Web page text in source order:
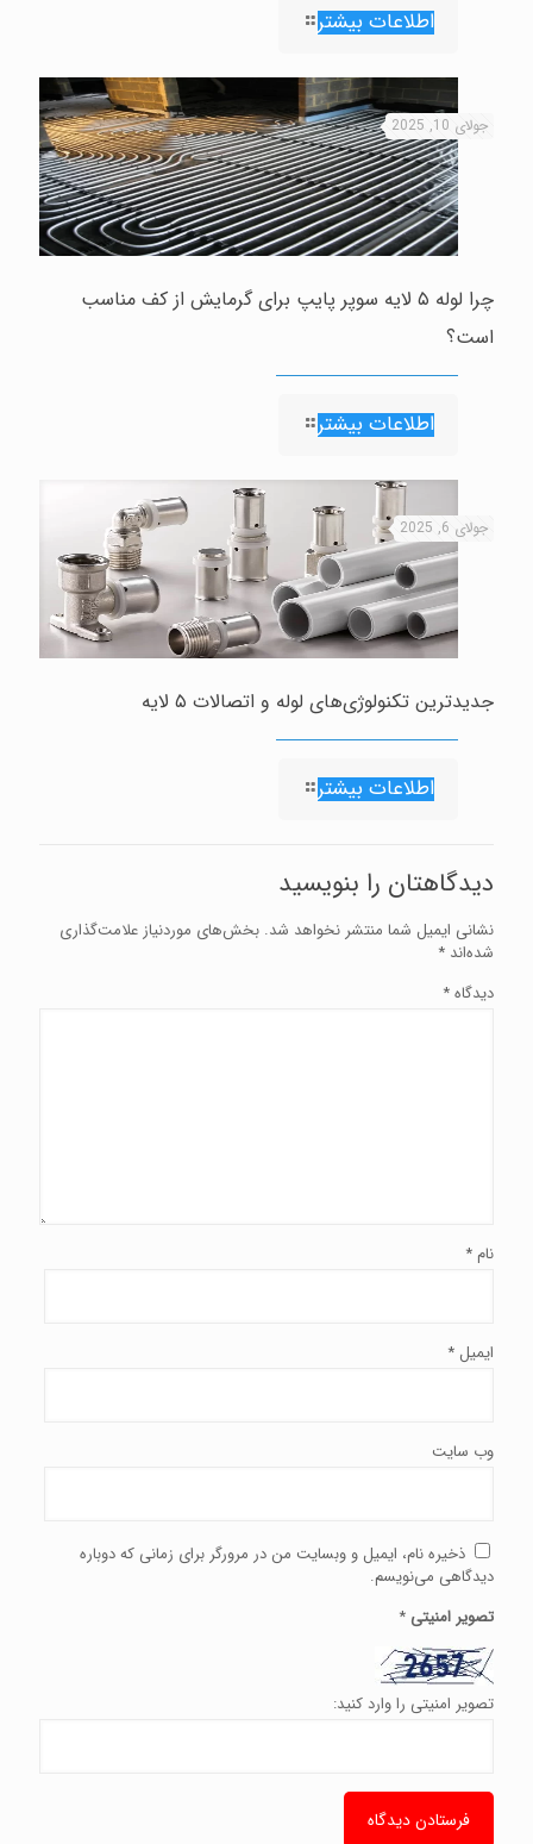
اطلاعات بیشتر
جولای 10, 2025
چرا لوله ۵ لایه سوپر پایپ برای گرمایش از کف مناسب
است؟
اطلاعات بیشتر
جولای 6, 2025
جدیدترین تکنولوژی‌های لوله و اتصالات ۵ لایه
اطلاعات بیشتر
دیدگاهتان را بنویسید
نشانی ایمیل شما منتشر نخواهد شد. بخش‌های موردنیاز علامت‌گذاری
شده‌اند *
دیدگاه*
نام *
ایمیل *
وب‌ سایت
ذخیره نام، ایمیل و وبسایت من در مرورگر برای زمانی که دوباره
دیدگاهی می‌نویسم.
تصویر امنیتی *
تصویر امنیتی را وارد کنید: